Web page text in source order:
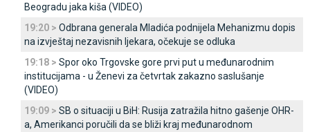
Beogradu jaka kiša (VIDEO)
19:20 > Odbrana generala Mladića podnijela Mehanizmu dopis
na izvještaj nezavisnih ljekara, očekuje se odluka
19:18 > Spor oko Trgovske gore prvi put u međunarodnim
institucijama - u Ženevi za četvrtak zakazno saslušanje
(VIDEO)
19:09 > SB o situaciji u BiH: Rusija zatražila hitno gašenje OHR-
a, Amerikanci poručili da se bliži kraj međunarodnom